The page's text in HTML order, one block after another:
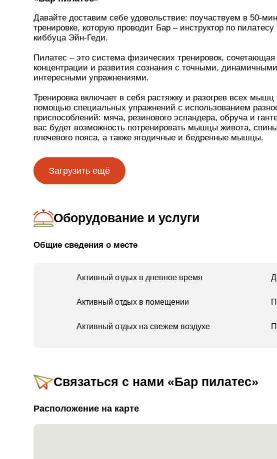
Давайте доставим себе удовольствие: поучаствуем в 50-
тренировке, которую проводит Бар ‒ инструктор по пилатесу
киббуца Эйн-Геди.
Пилатес ‒ это система физических тренировок,
концентрации и развития сознания с точными,
интересными упражнениями.
Тренировка включает в себя растяжку и разогрев всех мышц
помощью специальных упражнений с использованием
приспособлений: мяча, резинового эспандера, обруча и
вас будет возможность потренировать мышцы живота,
плечевого пояса, а также ягодичные и бедренные мышцы.
Тренировки по системе Пилатеса не интенсивные, а,
спокойные. Их назначение ‒ укрепить мышцы туловища,
позвоночник и конечности, добиться значительной гибкости,
Отдельные упражнения также помогают в случае проблем со
здоровьем: болей в спине, смещения диска, болей,
Мужчинам и женщинам, пожилым людям, юношам и
независимо от физического состояния.
другом месте по вашему выбору: вы всегда можете заказать
Загрузить ещё
Оборудование и услуги
Общие сведения о месте
Активный отдых в дневное время
Активный отдых в помещении
Активный отдых на свежем воздухе
Связаться с нами «Бар пилатес»
Расположение на карте